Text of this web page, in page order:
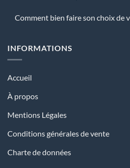
Comment bien faire son choix de
INFORMATIONS
Accueil
À propos
Mentions Légales
Conditions générales de vente
Charte de données